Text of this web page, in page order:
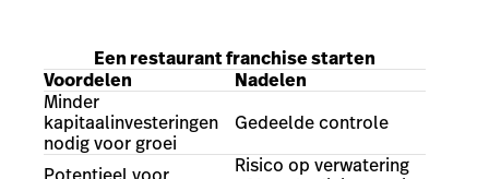
Een restaurant franchise starten
Voordelen
Nadelen
Minder
kapitaalinvesteringen
nodig voor groei
Gedeelde controle
Risico op verwatering